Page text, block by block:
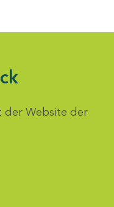
der Website der
auswählen